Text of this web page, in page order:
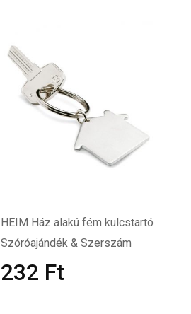
HEIM Ház alakú fém kulcstartó
Szóróajándék & Szerszám
232 Ft